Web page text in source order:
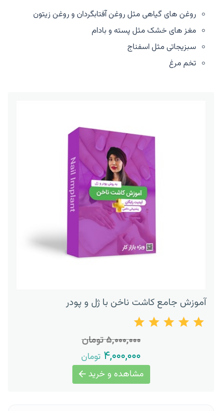
روغن های گیاهی مثل روغن آفتابگردان و روغن زیتون
مغز های خشک مثل پسته و بادام
سبزیجاتی مثل اسفناج
تخم مرغ
آموزش جامع کاشت ناخن با ژل و پودر
۵,۰۰۰,۰۰۰ تومان
۴,۰۰۰,۰۰۰ تومان
مشاهده و خرید